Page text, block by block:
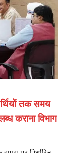
तक समय
कराना विभाग